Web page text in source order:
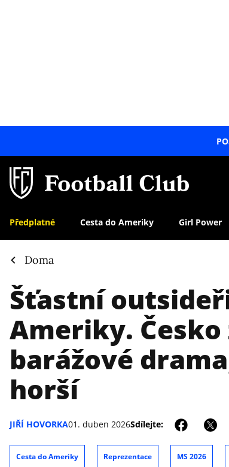
Předplatné Cesta do Ameriky Girl Power
Doma
Šťastní
Ameriky.
barážové
horší
JIŘÍ HOVORKA01. duben 2026Sdílejte:
Cesta do Ameriky Reprezentace MS 2026